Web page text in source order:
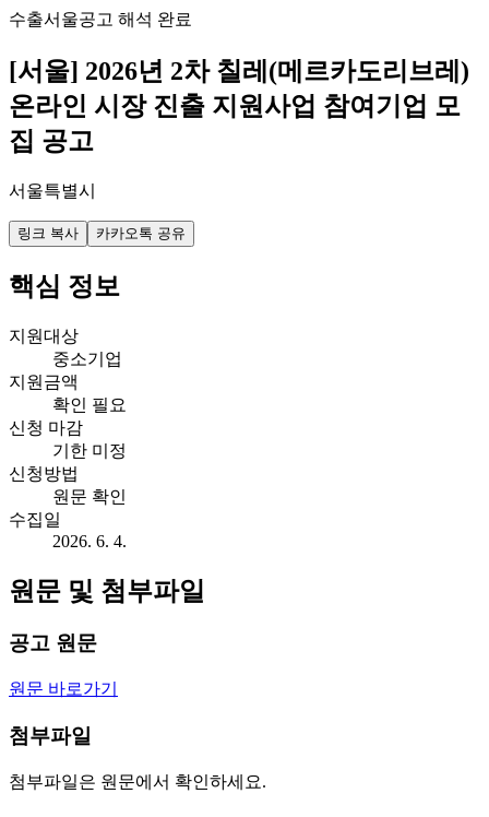
수출서울공고 해석 완료
[서울] 2026년 2차 칠레(메르카도리브레)
온라인 시장 진출 지원사업 참여기업 모
집 공고
서울특별시
링크 복사 카카오톡 공유
핵심 정보
지원대상
중소기업
지원금액
확인 필요
신청 마감
기한 미정
신청방법
원문 확인
수집일
2026. 6. 4.
원문 및 첨부파일
공고 원문
원문 바로가기
첨부파일
첨부파일은 원문에서 확인하세요.